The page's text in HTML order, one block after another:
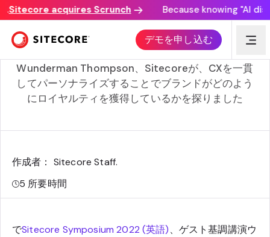
acquires Scrunch Because knowing "AI
デモを申し込む
正しく理解する:エクスペリエンス時代のeコマース
Sitecore Symposium 2022では、Microsoft、
Wunderman Thompson、Sitecoreが、CXを一貫
してパーソナライズすることでブランドがどのよう
にロイヤルティを獲得しているかを探りました
作成者： Sitecore Staff.
5 所要時間
でSitecore Symposium 2022 (英語)、ゲスト基調講演ウ